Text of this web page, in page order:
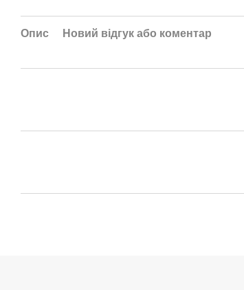
Опис Новий відгук або коментар